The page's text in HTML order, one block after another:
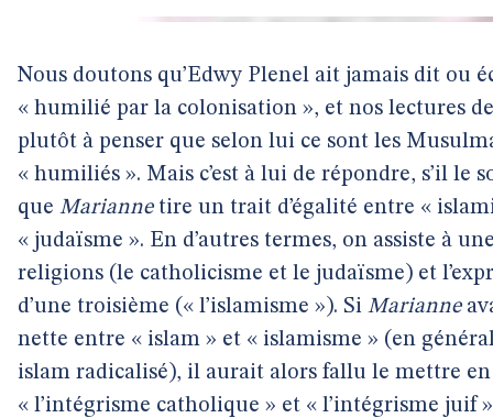
Nous doutons qu’Edwy Plenel ait jamais dit ou
« humilié par la colonisation », et nos lectures
plutôt à penser que selon lui ce sont les
« humiliés ». Mais c’est à lui de répondre, s’il le
que Mariannetire un trait d’égalité entre «
« judaïsme ». En d’autres termes, on assiste à
religions (le catholicisme et le judaïsme) et
d’une troisième (« l’islamisme »). Si Marianne
nette entre « islam » et « islamisme » (en
islam radicalisé), il aurait alors fallu le mettre
« l’intégrisme catholique » et « l’intégrisme juif